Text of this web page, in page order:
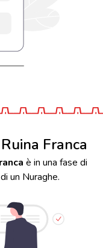
Franca
è in una fase di
un Nuraghe.